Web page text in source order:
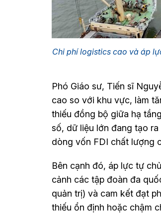
Chi phí logistics cao và áp
Phó Giáo sư, Tiến sĩ
cao so với khu vực, làm
thiếu đồng bộ giữa hạ
số, dữ liệu lớn đang tạo
dòng vốn FDI chất lượng
Bên cạnh đó, áp lực tự
cảnh các tập đoàn đa
quản trị) và cam kết đạt
thiếu ổn định hoặc chậm